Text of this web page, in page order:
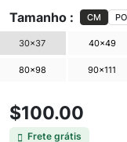
Tamanho : CM
30×37 40×49
80×98 90×111
$100.00
Frete grátis